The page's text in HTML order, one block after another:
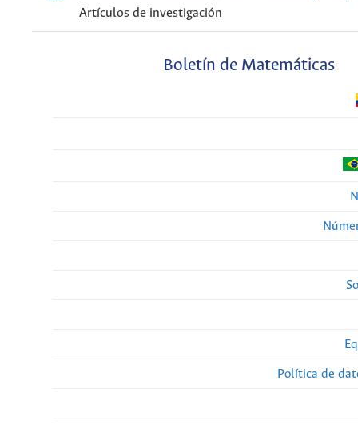
Artículos de investigación
Boletín de Matemáticas
Política de